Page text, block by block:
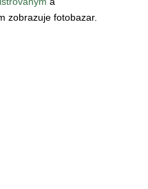
zobrazuje fotobazar.